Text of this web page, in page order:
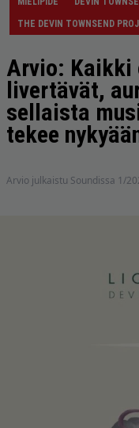
THE DEVIN TOWNSEND
Arvio: Kaikki
livertävät,
sellaista
tekee
Arvio julkaistu Soundissa 1/